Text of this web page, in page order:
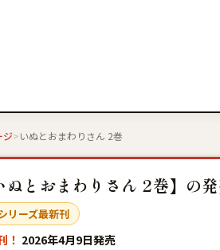
ジ いぬとおまわりさん 2巻
ぬとおまわりさん 2巻】の
リーズ最新刊
！ 2026年4月9日発売